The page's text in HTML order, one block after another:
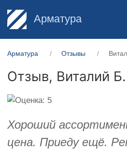
Арматура
Арматура Отзывы
Отзыв, Виталий Б.
Хороший
цена. Приеду ещё.